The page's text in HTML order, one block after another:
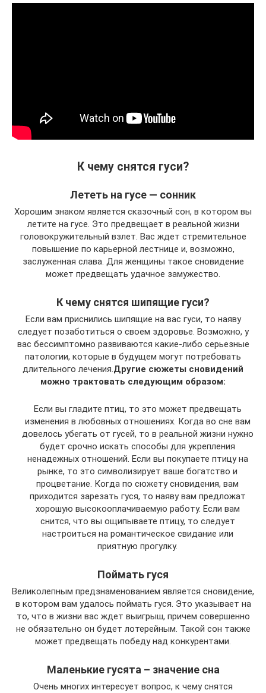
К чему снятся гуси?
Лететь на гусе — сонник
Хорошим знаком является сказочный сон, в котором вы
летите на гусе. Это предвещает в реальной жизни
головокружительный взлет. Вас ждет стремительное
повышение по карьерной лестнице и, возможно,
заслуженная слава. Для женщины такое сновидение
может предвещать удачное замужество.
К чему снятся шипящие гуси?
Если вам приснились шипящие на вас гуси, то наяву
следует позаботиться о своем здоровье. Возможно, у
вас бессимптомно развиваются какие-либо серьезные
патологии, которые в будущем могут потребовать
длительного лечения.Другие сюжеты сновидений
можно трактовать следующим образом:
Если вы гладите птиц, то это может предвещать
изменения в любовных отношениях. Когда во сне вам
довелось убегать от гусей, то в реальной жизни нужно
будет срочно искать способы для укрепления
ненадежных отношений. Если вы покупаете птицу на
рынке, то это символизирует ваше богатство и
процветание. Когда по сюжету сновидения, вам
приходится зарезать гуся, то наяву вам предложат
хорошую высокооплачиваемую работу. Если вам
снится, что вы ощипываете птицу, то следует
настроиться на романтическое свидание или
приятную прогулку.
Поймать гуся
Великолепным предзнаменованием является сновидение,
в котором вам удалось поймать гуся. Это указывает на
то, что в жизни вас ждет выигрыш, причем совершенно
не обязательно он будет лотерейным. Такой сон также
может предвещать победу над конкурентами.
Маленькие гусята – значение сна
Очень многих интересует вопрос, к чему снятся